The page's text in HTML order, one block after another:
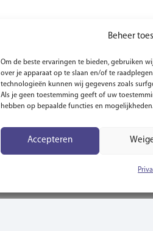
Beheer
Om de beste ervaringen te bieden, gebruiken
over je apparaat op te slaan en/of te
technologieën kunnen wij gegevens zoals
Als je geen toestemming geeft of uw
hebben op bepaalde functies en mogelijkheden.
Accepteren